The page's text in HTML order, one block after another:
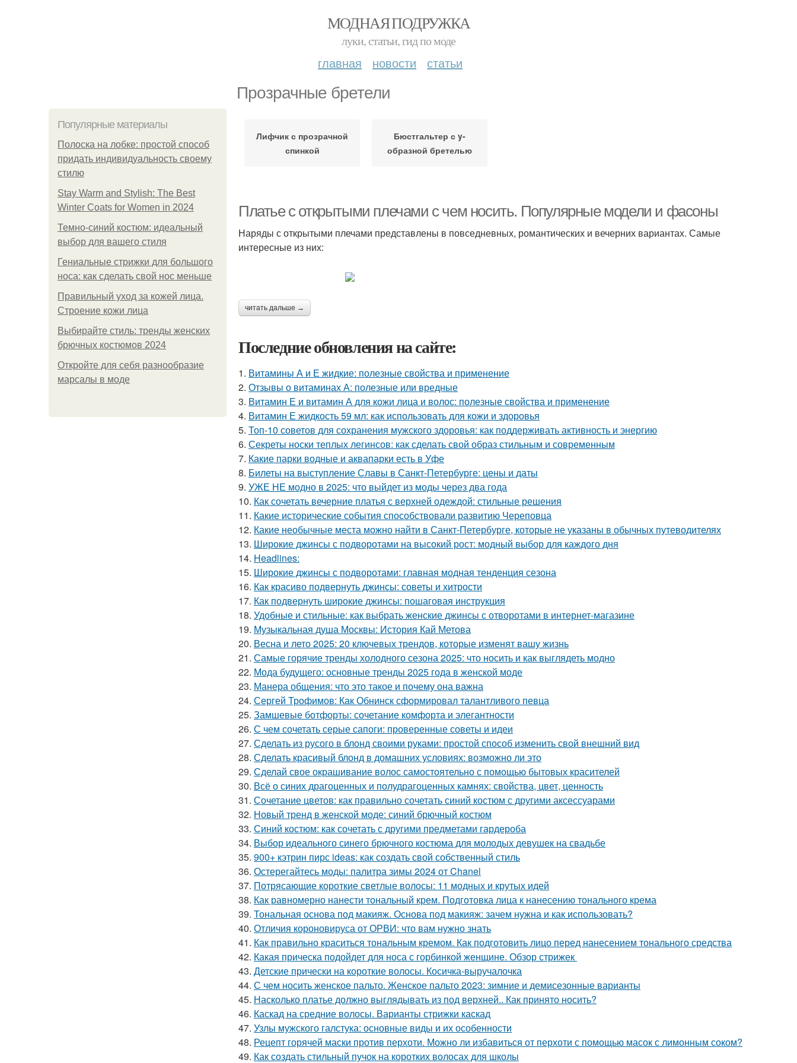
МОДНАЯ ПОДРУЖКА
луки, статьи, гид по моде
главная новости статьи
Прозрачные бретели
Популярные материалы
Полоска на лобке: простой способ
придать индивидуальность своему
стилю
Stay Warm and Stylish: The Best
Winter Coats for Women in 2024
Темно-синий костюм: идеальный
выбор для вашего стиля
Гениальные стрижки для большого
носа: как сделать свой нос меньше
Правильный уход за кожей лица.
Строение кожи лица
Выбирайте стиль: тренды женских
брючных костюмов 2024
Откройте для себя разнообразие
марсалы в моде
Лифчик с прозрачной
спинкой
Бюстгальтер с y-
образной бретелью
Платье с открытыми плечами с чем носить. Популярные модели и фасоны
Наряды с открытыми плечами представлены в повседневных, романтических и вечерних вариантах. Самые
интересные из них:
читать дальше →
Последние обновления на сайте:
1. Витамины А и Е жидкие: полезные свойства и применение
2. Отзывы о витаминах А: полезные или вредные
3. Витамин Е и витамин А для кожи лица и волос: полезные свойства и применение
4. Витамин Е жидкость 59 мл: как использовать для кожи и здоровья
5. Топ-10 советов для сохранения мужского здоровья: как поддерживать активность и энергию
6. Секреты носки теплых легинсов: как сделать свой образ стильным и современным
7. Какие парки водные и аквапарки есть в Уфе
8. Билеты на выступление Славы в Санкт-Петербурге: цены и даты
9. УЖЕ НЕ модно в 2025: что выйдет из моды через два года
10. Как сочетать вечерние платья с верхней одеждой: стильные решения
11. Какие исторические события способствовали развитию Череповца
12. Какие необычные места можно найти в Санкт-Петербурге, которые не указаны в обычных путеводителях
13. Широкие джинсы с подворотами на высокий рост: модный выбор для каждого дня
14. Headlines:
15. Широкие джинсы с подворотами: главная модная тенденция сезона
16. Как красиво подвернуть джинсы: советы и хитрости
17. Как подвернуть широкие джинсы: пошаговая инструкция
18. Удобные и стильные: как выбрать женские джинсы с отворотами в интернет-магазине
19. Музыкальная душа Москвы: История Кай Метова
20. Весна и лето 2025: 20 ключевых трендов, которые изменят вашу жизнь
21. Самые горячие тренды холодного сезона 2025: что носить и как выглядеть модно
22. Мода будущего: основные тренды 2025 года в женской моде
23. Манера общения: что это такое и почему она важна
24. Сергей Трофимов: Как Обнинск сформировал талантливого певца
25. Замшевые ботфорты: сочетание комфорта и элегантности
26. С чем сочетать серые сапоги: проверенные советы и идеи
27. Сделать из русого в блонд своими руками: простой способ изменить свой внешний вид
28. Сделать красивый блонд в домашних условиях: возможно ли это
29. Сделай свое окрашивание волос самостоятельно с помощью бытовых красителей
30. Всё о синих драгоценных и полудрагоценных камнях: свойства, цвет, ценность
31. Сочетание цветов: как правильно сочетать синий костюм с другими аксессуарами
32. Новый тренд в женской моде: синий брючный костюм
33. Синий костюм: как сочетать с другими предметами гардероба
34. Выбор идеального синего брючного костюма для молодых девушек на свадьбе
35. 900+ кэтрин пирс ideas: как создать свой собственный стиль
36. Остерегайтесь моды: палитра зимы 2024 от Chanel
37. Потрясающие короткие светлые волосы: 11 модных и крутых идей
38. Как равномерно нанести тональный крем. Подготовка лица к нанесению тонального крема
39. Тональная основа под макияж. Основа под макияж: зачем нужна и как использовать?
40. Отличия короновируса от ОРВИ: что вам нужно знать
41. Как правильно краситься тональным кремом. Как подготовить лицо перед нанесением тонального средства
42. Какая прическа подойдет для носа с горбинкой женщине. Обзор стрижек
43. Детские прически на короткие волосы. Косичка-выручалочка
44. С чем носить женское пальто. Женское пальто 2023: зимние и демисезонные варианты
45. Насколько платье должно выглядывать из под верхней.. Как принято носить?
46. Каскад на средние волосы. Варианты стрижки каскад
47. Узлы мужского галстука: основные виды и их особенности
48. Рецепт горячей маски против перхоти. Можно ли избавиться от перхоти с помощью масок с лимонным соком?
49. Как создать стильный пучок на коротких волосах для школы